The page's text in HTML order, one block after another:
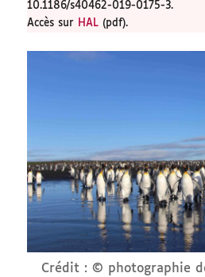
10.1186/s40462-019-0175-3.
Accès sur HAL (pdf).
Crédit : © photographie